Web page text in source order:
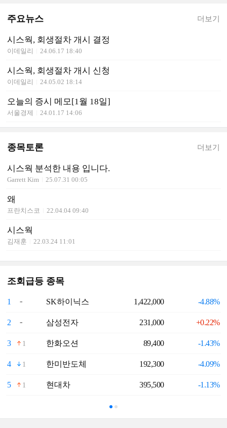
주요뉴스 더보기
시스웍, 회생절차 개시 결정
이데일리 24.06.17 18:40
시스웍, 회생절차 개시 신청
이데일리 24.05.02 18:14
오늘의 증시 메모[1월 18일]
서울경제 24.01.17 14:06
종목토론 더보기
시스웍 분석한 내용 입니다.
Garrett Kim 25.07.31 00:05
왜
프란치스코 22.04.04 09:40
시스웍
김재훈 22.03.24 11:01
조회급등 종목
1 SK하이닉스 1,422,000 -4.88%
2 삼성전자 231,000 +0.22%
3 1 한화오션 89,400 -1.43%
4 1 한미반도체 192,300 -4.09%
5 1 현대차 395,500 -1.13%